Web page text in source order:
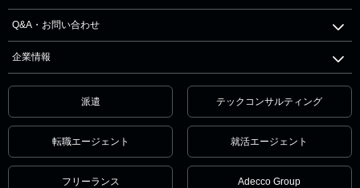
Q&A・お問い合わせ
企業情報
派遣 テックコンサルティング
転職エージェント 就活エージェント
フリーランス Adecco Group